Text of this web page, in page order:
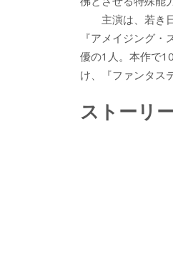
主演は、若き日
『アメイジング
優の1人。本作で
け、『ファンタス
ストーリ